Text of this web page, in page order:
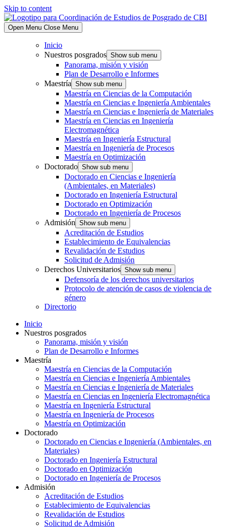
Skip to content
Open Menu Close Menu
Inicio
Nuestros posgrados Show sub menu
Panorama, misión y visión
Plan de Desarrollo e Informes
Maestría Show sub menu
Maestría en Ciencias de la Computación
Maestría en Ciencias e Ingeniería Ambientales
Maestría en Ciencias e Ingeniería de Materiales
Maestría en Ciencias en Ingeniería
Electromagnética
Maestría en Ingeniería Estructural
Maestría en Ingeniería de Procesos
Maestría en Optimización
Doctorado Show sub menu
Doctorado en Ciencias e Ingeniería
(Ambientales, en Materiales)
Doctorado en Ingeniería Estructural
Doctorado en Optimización
Doctorado en Ingeniería de Procesos
Admisión Show sub menu
Acreditación de Estudios
Establecimiento de Equivalencias
Revalidación de Estudios
Solicitud de Admisión
Derechos Universitarios Show sub menu
Defensoría de los derechos universitarios
Protocolo de atención de casos de violencia de
género
Directorio
Inicio
Nuestros posgrados
Panorama, misión y visión
Plan de Desarrollo e Informes
Maestría
Maestría en Ciencias de la Computación
Maestría en Ciencias e Ingeniería Ambientales
Maestría en Ciencias e Ingeniería de Materiales
Maestría en Ciencias en Ingeniería Electromagnética
Maestría en Ingeniería Estructural
Maestría en Ingeniería de Procesos
Maestría en Optimización
Doctorado
Doctorado en Ciencias e Ingeniería (Ambientales, en
Materiales)
Doctorado en Ingeniería Estructural
Doctorado en Optimización
Doctorado en Ingeniería de Procesos
Admisión
Acreditación de Estudios
Establecimiento de Equivalencias
Revalidación de Estudios
Solicitud de Admisión